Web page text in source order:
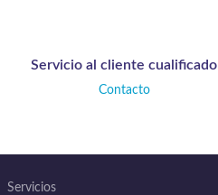
Servicio al cliente cualificado
Contacto
Servicios